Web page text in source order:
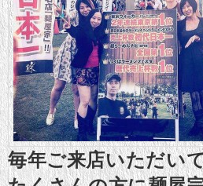
毎年ご来店いただい